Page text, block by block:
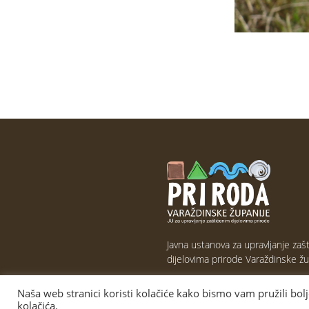
Javna ustanova za upravljanje
dijelovima prirode Varaždinske
Naša web stranici koristi kolačiće kako bismo vam pružili
kolačića.